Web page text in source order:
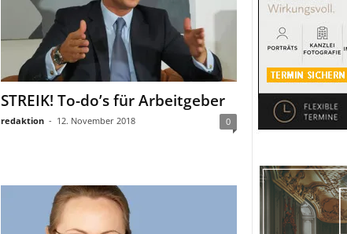
STREIK! To-do’s für Arbeitgeber
redaktion - 12. November 2018 0